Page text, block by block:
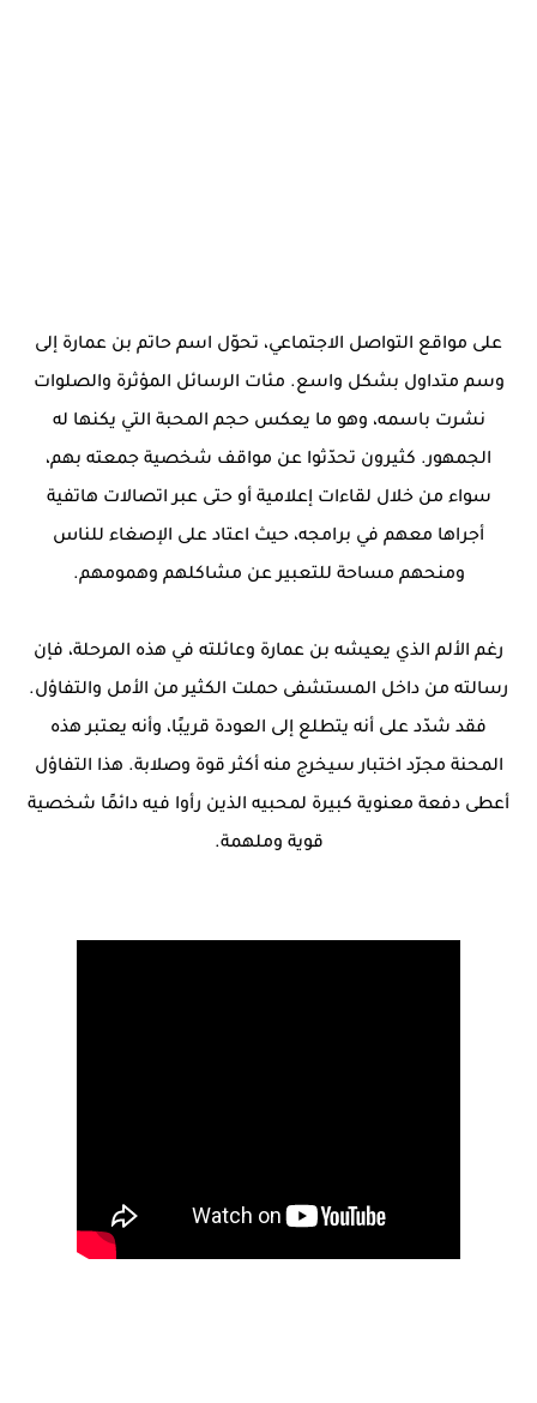
على مواقع التواصل الاجتماعي، تحوّل اسم حاتم بن عمارة إلى
وسم متداول بشكل واسع. مئات الرسائل المؤثرة والصلوات
نشرت باسمه، وهو ما يعكس حجم المحبة التي يكنها له
الجمهور. كثيرون تحدّثوا عن مواقف شخصية جمعته بهم،
سواء من خلال لقاءات إعلامية أو حتى عبر اتصالات هاتفية
أجراها معهم في برامجه، حيث اعتاد على الإصغاء للناس
ومنحهم مساحة للتعبير عن مشاكلهم وهمومهم.
رغم الألم الذي يعيشه بن عمارة وعائلته في هذه المرحلة، فإن
رسالته من داخل المستشفى حملت الكثير من الأمل والتفاؤل.
فقد شدّد على أنه يتطلع إلى العودة قريبًا، وأنه يعتبر هذه
المحنة مجرّد اختبار سيخرج منه أكثر قوة وصلابة. هذا التفاؤل
أعطى دفعة معنوية كبيرة لمحبيه الذين رأوا فيه دائمًا شخصية
قوية وملهمة.